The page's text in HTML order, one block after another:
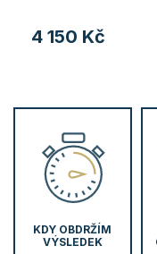
4 150 Kč
KDY OBDRŽÍM
VÝSLEDEK